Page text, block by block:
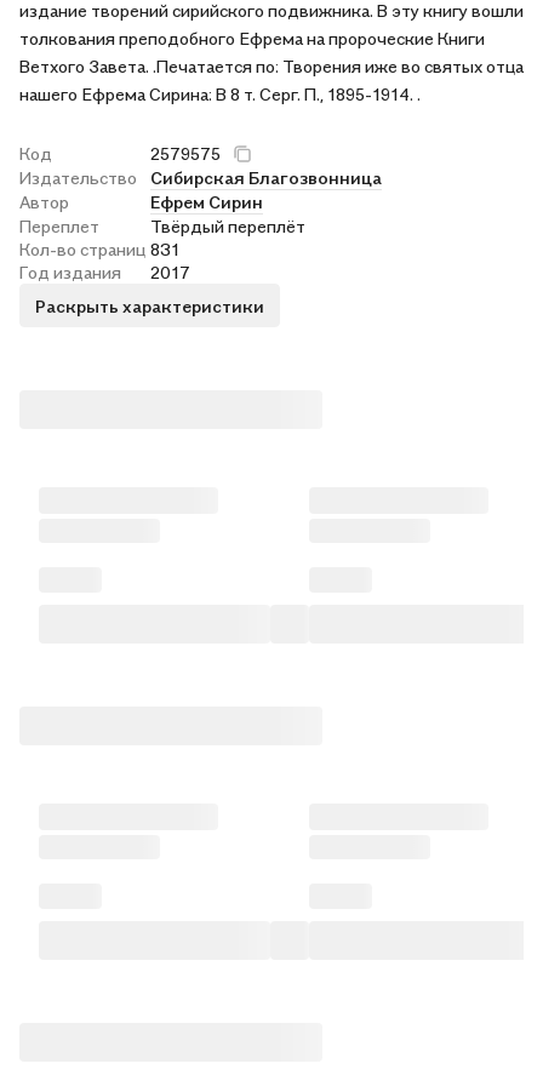
издание творений сирийского подвижника. В эту книгу вошли
толкования преподобного Ефрема на пророческие Книги
Ветхого Завета. .Печатается по: Творения иже во святых отца
нашего Ефрема Сирина: В 8 т. Серг. П., 1895-1914. .
Код
2579575
Издательство
Сибирская Благозвонница
Автор
Ефрем Сирин
Переплет
Твёрдый переплёт
Кол-во страниц 831
Год издания
2017
Раскрыть характеристики